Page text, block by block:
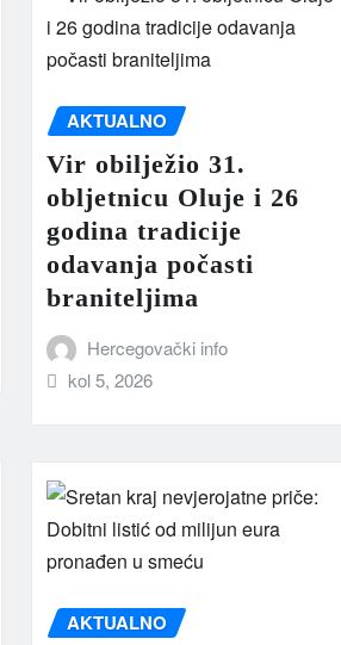
AKTUALNO
Vir obilježio 31.
obljetnicu Oluje i 26
godina tradicije
odavanja počasti
braniteljima
Hercegovački info
kol 5, 2026
AKTUALNO